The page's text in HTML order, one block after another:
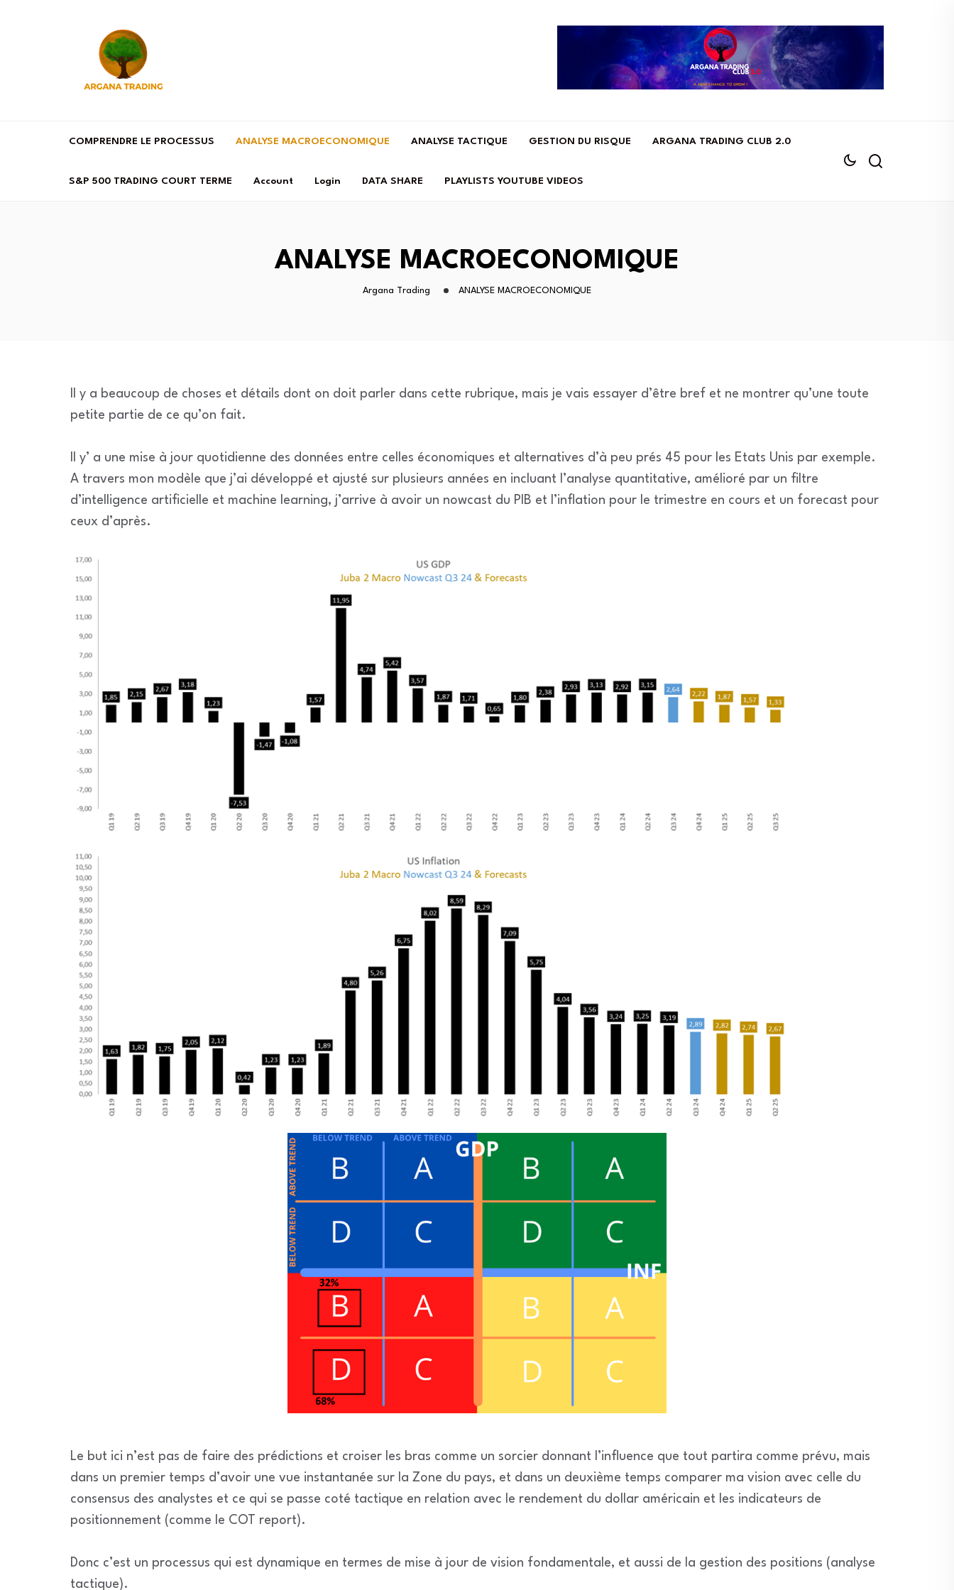
COMPRENDRE LE PROCESSUS ANALYSE MACROECONOMIQUE ANALYSE TACTIQUE GESTION DU RISQUE ARGANA TRADING CLUB 2.0
S&P 500 TRADING COURT TERME Account Login DATA SHARE PLAYLISTS YOUTUBE VIDEOS
ANALYSE MACROECONOMIQUE
Argana Trading ANALYSE MACROECONOMIQUE
Il y a beaucoup de choses et détails dont on doit parler dans cette rubrique, mais je vais essayer d’être bref et ne montrer qu’une toute
petite partie de ce qu’on fait.
Il y’ a une mise à jour quotidienne des données entre celles économiques et alternatives d’à peu prés 45 pour les Etats Unis par exemple.
A travers mon modèle que j’ai développé et ajusté sur plusieurs années en incluant l’analyse quantitative, amélioré par un filtre
d’intelligence artificielle et machine learning, j’arrive à avoir un nowcast du PIB et l’inflation pour le trimestre en cours et un forecast pour
ceux d’après.
Le but ici n’est pas de faire des prédictions et croiser les bras comme un sorcier donnant l’influence que tout partira comme prévu, mais
dans un premier temps d’avoir une vue instantanée sur la Zone du pays, et dans un deuxième temps comparer ma vision avec celle du
consensus des analystes et ce qui se passe coté tactique en relation avec le rendement du dollar américain et les indicateurs de
positionnement (comme le COT report).
Donc c’est un processus qui est dynamique en termes de mise à jour de vision fondamentale, et aussi de la gestion des positions (analyse
tactique).